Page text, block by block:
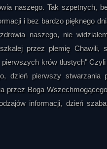
naszego. Tak szpetnych,
i bez bardzo pięknego
naszego, nie
przez plemię Chawili,
krów tłustych" Czyli
dzień pierwszy stwarzania
przez Boga
informacji, dzień